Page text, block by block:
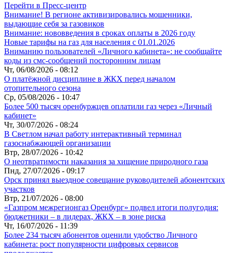
Перейти в Пресс-центр
Внимание! В регионе активизировались мошенники,
выдающие себя за газовиков
Внимание: нововведения в сроках оплаты в 2026 году
Новые тарифы на газ для населения с 01.01.2026
Вниманию пользователей «Личного кабинета»: не сообщайте
коды из смс-сообщений посторонним лицам
Чт, 06/08/2026 - 08:12
О платёжной дисциплине в ЖКХ перед началом
отопительного сезона
Ср, 05/08/2026 - 10:47
Более 500 тысяч оренбуржцев оплатили газ через «Личный
кабинет»
Чт, 30/07/2026 - 08:24
В Светлом начал работу интерактивный терминал
газоснабжающей организации
Втр, 28/07/2026 - 10:42
О неотвратимости наказания за хищение природного газа
Пнд, 27/07/2026 - 09:17
Орск принял выездное совещание руководителей абонентских
участков
Втр, 21/07/2026 - 08:00
«Газпром межрегионгаз Оренбург» подвел итоги полугодия:
бюджетники – в лидерах, ЖКХ – в зоне риска
Чт, 16/07/2026 - 11:39
Более 234 тысяч абонентов оценили удобство Личного
кабинета: рост популярности цифровых сервисов